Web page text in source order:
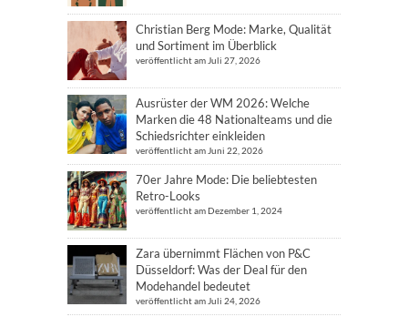
Christian Berg Mode: Marke, Qualität
und Sortiment im Überblick
veröffentlicht am Juli 27, 2026
Ausrüster der WM 2026: Welche
Marken die 48 Nationalteams und die
Schiedsrichter einkleiden
veröffentlicht am Juni 22, 2026
70er Jahre Mode: Die beliebtesten
Retro-Looks
veröffentlicht am Dezember 1, 2024
Zara übernimmt Flächen von P&C
Düsseldorf: Was der Deal für den
Modehandel bedeutet
veröffentlicht am Juli 24, 2026